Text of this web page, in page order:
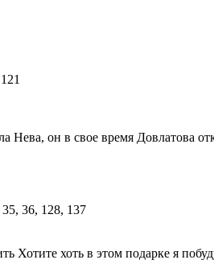
Нева, он в свое время Довлатова
Хотите хоть в этом подарке я